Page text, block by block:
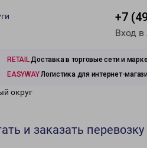
+7
Вход
RETAILДоставка в торговые сети и
EASYWAYЛогистика для интернет-
округ
и заказать перевозку